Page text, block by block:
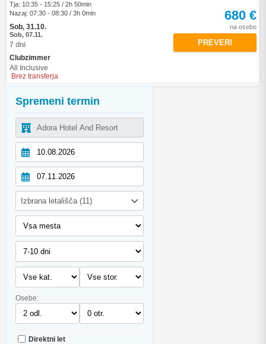
Spremeni termin
Izbrana letališča (11)
Osebe:
Direktni let
Tja: 10:35 - 15:25 / 2h 50min
Nazaj: 07:30 - 08:30 / 3h 0min
Sob, 31.10.
Sob, 07.11.
7 dni
Clubzimmer
All Inclusive
Brez transferja
680 €
na osebo
PREVERI